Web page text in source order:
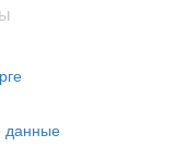
данные